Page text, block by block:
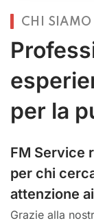
CHI SIAMO
per la
FM Service
per chi
attenzione
Grazie alla